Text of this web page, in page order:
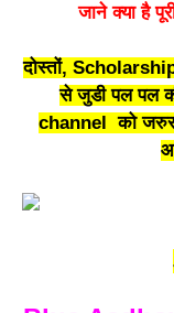
जाने क्या है
दोस्तों,
से जुडी पल पल
channel को जरुर